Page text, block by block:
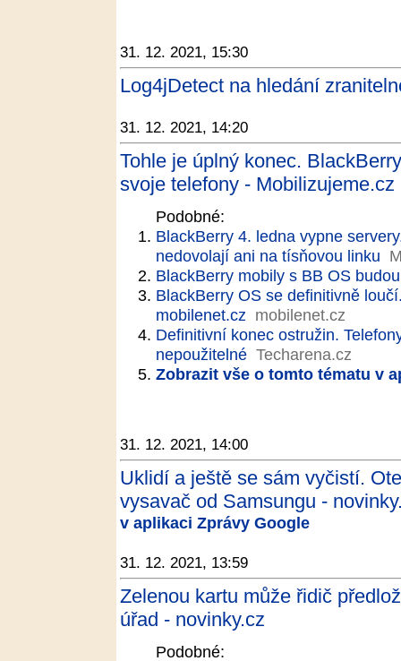
31. 12. 2021, 15:30
Log4jDetect na hledání
31. 12. 2021, 14:20
Tohle je úplný konec.
svoje telefony - Mobilizujeme.cz
Podobné:
BlackBerry 4. ledna vypne
nedovolají ani na tísňovou linku
BlackBerry mobily s BB OS
BlackBerry OS se definitivně
mobilenet.cz mobilenet.cz
Definitivní konec ostružin.
nepoužitelné Techarena.cz
Zobrazit vše o tomto tématu v
31. 12. 2021, 14:00
Uklidí a ještě se sám vyčistí.
vysavač od Samsungu -
v aplikaci Zprávy Google
31. 12. 2021, 13:59
Zelenou kartu může řidič
úřad - novinky.cz
Podobné: